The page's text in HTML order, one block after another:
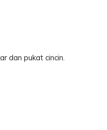
dan pukat cincin.